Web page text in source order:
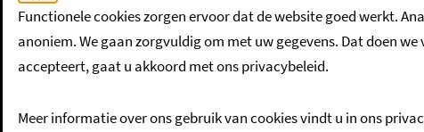
Als iemand overlijdt, moet dat worden
dat. Maar u kunt het ook zelf doen.
Beschrijving
Functionele cookies zorgen ervoor dat de website goed werkt.
anoniem. We gaan zorgvuldig om met uw gegevens. Dat doen
accepteert, gaat u akkoord met ons privacybeleid.
Meer informatie over ons gebruik van cookies vindt u in ons